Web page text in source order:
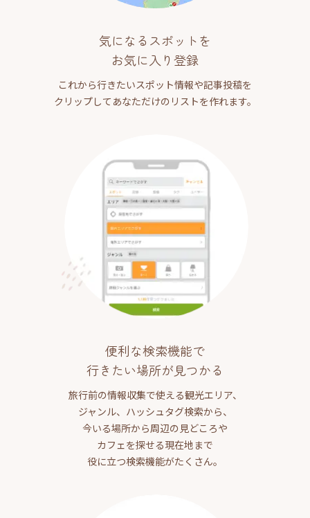
気になるスポットを
お気に入り登録
これから行きたいスポット情報や記事投稿を
クリップしてあなただけのリストを作れます。
便利な検索機能で
行きたい場所が見つかる
旅行前の情報収集で使える観光エリア、
ジャンル、ハッシュタグ検索から、
今いる場所から周辺の見どころや
カフェを探せる現在地まで
役に立つ検索機能がたくさん。